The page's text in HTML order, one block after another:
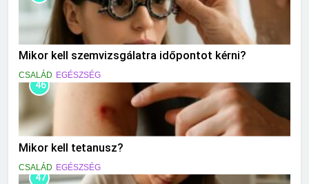
Mikor kell szemvizsgálatra időpontot kérni?
CSALÁD EGÉSZSÉG
46
Mikor kell tetanusz?
CSALÁD EGÉSZSÉG
47